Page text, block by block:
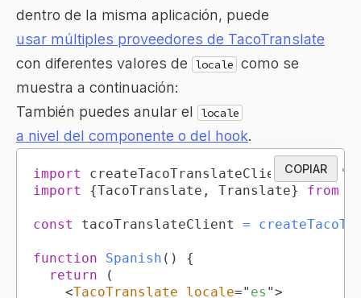
dentro de la misma aplicación, puede
usar múltiples proveedores de TacoTranslate
con diferentes valores de
locale como se
muestra a continuación:
También puedes anular el
locale
a nivel del componente o del hook.
COPIAR
import createTacoTranslateClient from
import
{TacoTranslate , Translate} from
const tacoTranslateClient =
function Spanish ( )
{
return
(
<TacoTranslate locale=" es ">